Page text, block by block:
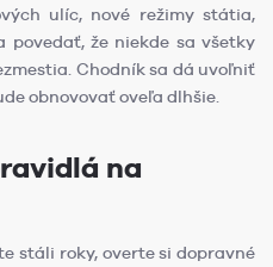
ulíc, nové režimy státia,
povedať, že niekde sa všetky
Chodník sa dá uvoľniť
obnovovať oveľa dlhšie.
na
stáli roky, overte si dopravné